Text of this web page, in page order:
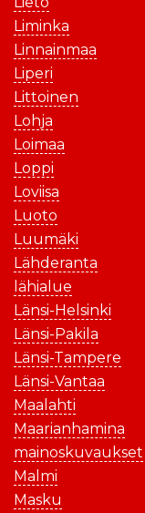
Liminka
Linnainmaa
Liperi
Littoinen
Lohja
Loimaa
Loppi
Loviisa
Luoto
Luumäki
Lähderanta
lähialue
Länsi-Helsinki
Länsi-Pakila
Länsi-Tampere
Länsi-Vantaa
Maalahti
Maarianhamina
mainoskuvaukset
Malmi
Masku